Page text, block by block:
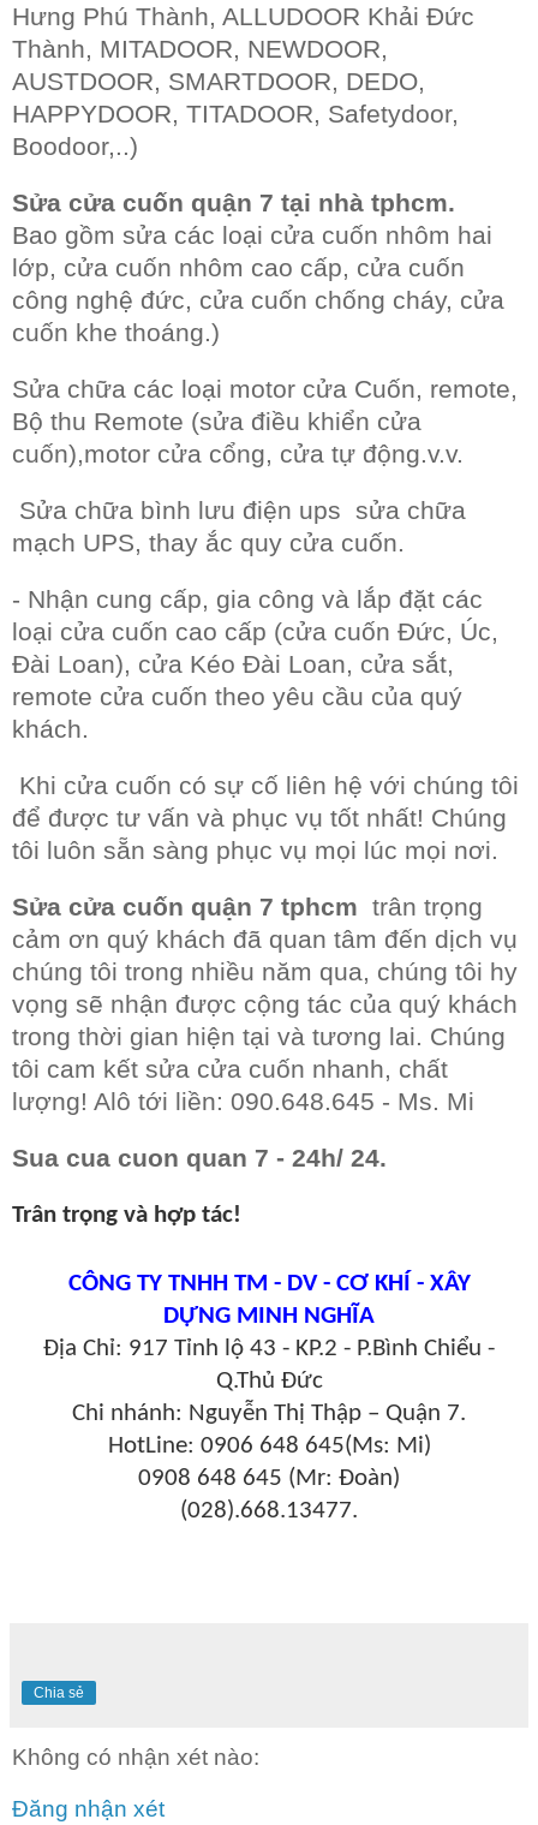
Hưng Phú Thành, ALLUDOOR Khải Đức
Thành, MITADOOR, NEWDOOR,
AUSTDOOR, SMARTDOOR, DEDO,
HAPPYDOOR, TITADOOR, Safetydoor,
Boodoor,..)
Sửa cửa cuốn quận 7 tại nhà tphcm.
Bao gồm sửa các loại cửa cuốn nhôm hai
lớp, cửa cuốn nhôm cao cấp, cửa cuốn
công nghệ đức, cửa cuốn chống cháy, cửa
cuốn khe thoáng.)
Sửa chữa các loại motor cửa Cuốn, remote,
Bộ thu Remote (sửa điều khiển cửa
cuốn),motor cửa cổng, cửa tự động.v.v.
Sửa chữa bình lưu điện ups sửa chữa
mạch UPS, thay ắc quy cửa cuốn.
- Nhận cung cấp, gia công và lắp đặt các
loại cửa cuốn cao cấp (cửa cuốn Đức, Úc,
Đài Loan), cửa Kéo Đài Loan, cửa sắt,
remote cửa cuốn theo yêu cầu của quý
khách.
Khi cửa cuốn có sự cố liên hệ với chúng tôi
để được tư vấn và phục vụ tốt nhất! Chúng
tôi luôn sẵn sàng phục vụ mọi lúc mọi nơi.
Sửa cửa cuốn quận 7 tphcm trân trọng
cảm ơn quý khách đã quan tâm đến dịch vụ
chúng tôi trong nhiều năm qua, chúng tôi hy
vọng sẽ nhận được cộng tác của quý khách
trong thời gian hiện tại và tương lai. Chúng
tôi cam kết sửa cửa cuốn nhanh, chất
lượng! Alô tới liền: 090.648.645 - Ms. Mi
Sua cua cuon quan 7 - 24h/ 24.
Trân trọng và hợp tác!
CÔNG TY TNHH TM - DV - CƠ KHÍ - XÂY
DỰNG MINH NGHĨA
Địa Chỉ: 917 Tỉnh lộ 43 - KP.2 - P.Bình Chiểu -
Q.Thủ Đức
Chi nhánh: Nguyễn Thị Thập – Quận 7.
HotLine: 0906 648 645(Ms: Mi)
0908 648 645 (Mr: Đoàn)
(028).668.13477.
Chia sẻ
Không có nhận xét nào:
Đăng nhận xét